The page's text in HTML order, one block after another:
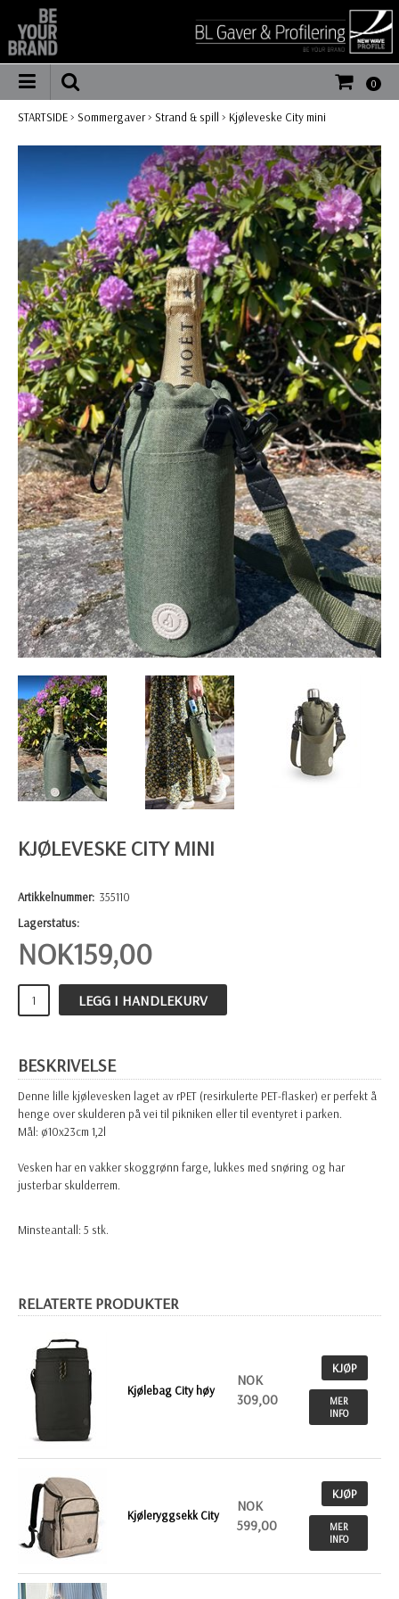
0
STARTSIDE> Sommergaver> Strand & spill > Kjøleveske City mini
KJØLEVESKE CITY MINI
Artikkelnummer: 355110
Lagerstatus:
NOK159,00
LEGG I HANDLEKURV
BESKRIVELSE
Denne lille kjølevesken laget av rPET (resirkulerte PET-flasker) er perfekt å
henge over skulderen på vei til pikniken eller til eventyret i parken.
Mål: ø10x23cm 1,2l
Vesken har en vakker skoggrønn farge, lukkes med snøring og har
justerbar skulderrem.
Minsteantall: 5 stk.
RELATERTE PRODUKTER
Kjølebag City høy
NOK
309,00
KJØP
MER
INFO
Kjøleryggsekk City
NOK
599,00
KJØP
MER
INFO